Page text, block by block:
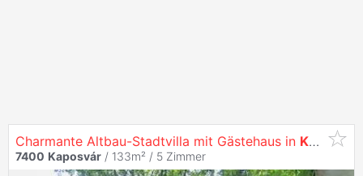
Charmante Altbau-Stadtvilla mit Gästehaus in Kaposvár
7400 Kaposvár / 133m² / 5 Zimmer